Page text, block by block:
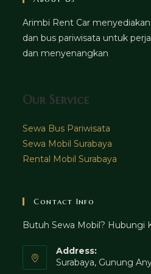
Arimbi Rent Car
dan bus pariwisata untuk
dan menyenangkan
Our Service
Sewa Bus Pariwisata
Sewa Mobil Surabaya
Rental Mobil Surabaya
Contact Info
Butuh Sewa Mobil? Hubungi
Address:
Surabaya, Gunung